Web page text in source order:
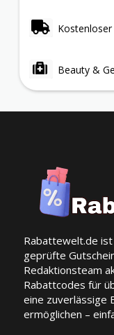
Kostenloser
Beauty &
Rabattewelt.de
geprüfte
Redaktionsteam
Rabattcodes für
eine zuverlässige
ermöglichen –